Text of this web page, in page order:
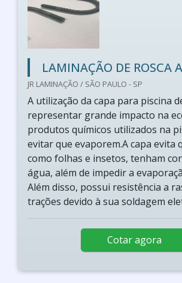
LAMINAÇÃO DE ROSCA
JR LAMINAÇÃO / SÃO PAULO - SP
A utilização da capa para piscina
representar grande impacto na
produtos químicos utilizados na
evitar que evaporem.A capa evita
como folhas e insetos, tenham
água, além de impedir a
Além disso, possui resistência a
trações devido à sua soldagem
Cotar agora